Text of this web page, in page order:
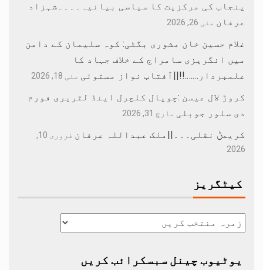
پنجاب کی مرکزیت کا سیاسی بیانیہ۔۔۔۔شہزاد
عرفان مئی 26, 2026
غلام حسین خان مشوری بگٹی: کوہ سلیمان کے دامن
میں انگریزی سامراج کے خلاف جہاد کا
علمبردار…….!!||آفتاب نواز مستوئی مئی 18, 2026
کروڑ لال عیسن :چوپال کلچرل اینڈ لٹریری فورم
دی سلور جوبلی مارچ 31, 2026
کریمݨ نقلی۔۔۔||ملک عبداللہ عرفان
فروری 10,
2026
کیٹگریز
یوٹیوب چینل سبسکرائب کریں